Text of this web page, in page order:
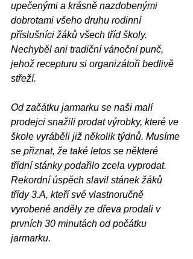
upečenými a krásně nazdobenými
dobrotami všeho druhu rodinní
příslušníci žáků všech tříd školy.
Nechyběl ani tradiční vánoční punč,
jehož recepturu si organizátoři bedlivě
střeží.
Od začátku jarmarku se naši malí
prodejci snažili prodat výrobky, které ve
škole vyráběli již několik týdnů. Musíme
se přiznat, že také letos se některé
třídní stánky podařilo zcela vyprodat.
Rekordní úspěch slavil stánek žáků
třídy 3.A, kteří své vlastnoručně
vyrobené anděly ze dřeva prodali v
prvních 30 minutách od počátku
jarmarku.